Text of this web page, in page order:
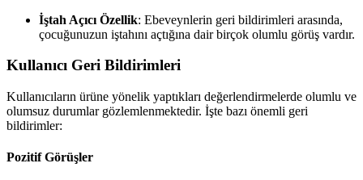
İştah Açıcı Özellik: Ebeveynlerin geri bildirimleri arasında,
çocuğunuzun iştahını açtığına dair birçok olumlu görüş vardır.
Kullanıcı Geri Bildirimleri
Kullanıcıların ürüne yönelik yaptıkları değerlendirmelerde olumlu ve
olumsuz durumlar gözlemlenmektedir. İşte bazı önemli geri
bildirimler:
Pozitif Görüşler